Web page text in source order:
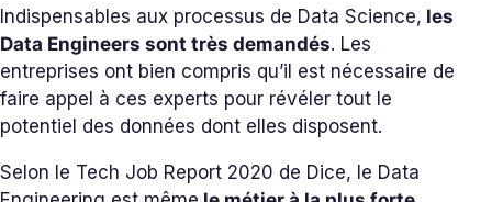
Indispensables aux processus de Data Science, les
Data Engineers sont très demandés. Les
entreprises ont bien compris qu’il est nécessaire de
faire appel à ces experts pour révéler tout le
potentiel des données dont elles disposent.
Selon le Tech Job Report 2020 de Dice, le Data